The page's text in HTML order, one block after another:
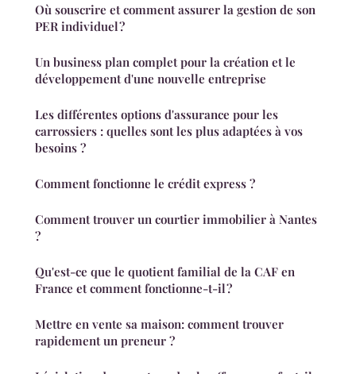
Où souscrire et comment assurer la gestion de son
PER individuel ?
Un business plan complet pour la création et le
développement d'une nouvelle entreprise
Les différentes options d'assurance pour les
carrossiers : quelles sont les plus adaptées à vos
besoins ?
Comment fonctionne le crédit express ?
Comment trouver un courtier immobilier à Nantes
?
Qu'est-ce que le quotient familial de la CAF en
France et comment fonctionne-t-il ?
Mettre en vente sa maison: comment trouver
rapidement un preneur ?